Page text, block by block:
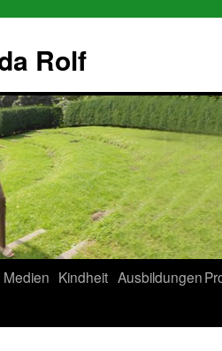
Rolf
Medien Kindheit Ausbildungen